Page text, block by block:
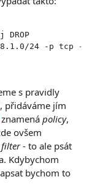
24 -p tcp --
s pravidly
, přidáváme jím
znamená policy,
ovšem
filter- to ale psát
Kdybychom
bychom to